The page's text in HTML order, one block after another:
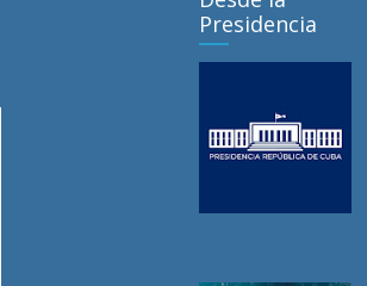
Presidencia